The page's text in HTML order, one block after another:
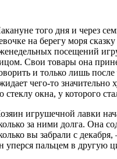
того дня и через
на берегу моря
посещений
Свои товары она
и только лишь
чего‑то значительно
стеклу окна, у которого
игрушечной лавки
за ними долга. Она
вы забрали с
уперся пальцем в другую